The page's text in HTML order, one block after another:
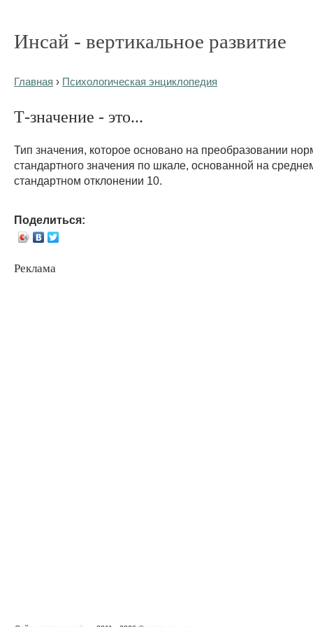
Инсай - вертикальное развитие
Главная › Психологическая энциклопедия
Т-значение - это...
Тип значения, которое основано на преобразовании
стандартного значения по шкале, основанной на
стандартном отклонении 10.
Поделиться:
Реклама